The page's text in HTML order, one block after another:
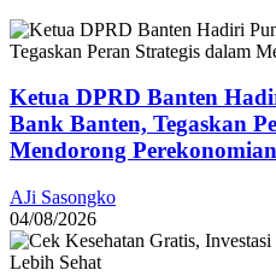
Ketua DPRD Banten
Bank Banten, Tegaskan
Mendorong
AJi Sasongko
04/08/2026